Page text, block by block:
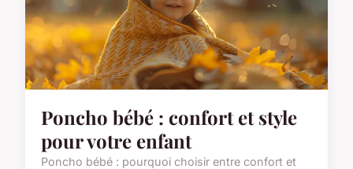
Poncho bébé : confort et style
pour votre enfant
Poncho bébé : pourquoi choisir entre confort et